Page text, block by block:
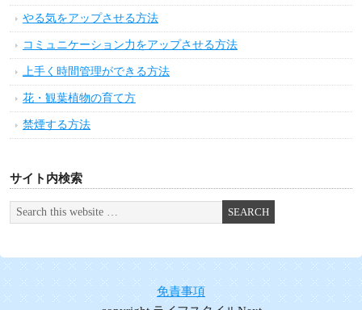
健康と若さをキープする運動実践法
緊張をほぐす方法
アロマで心を癒す方法
疲労回復の方法
インナーマッスルを鍛える方法
ヨガで身体を整える方法
生活習慣を整える方法
潜在意識を活用する方法
お金を引き寄せる方法